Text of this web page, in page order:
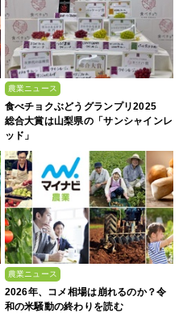
農業ニュース
食べチョクぶどうグランプリ2025
総合大賞は山梨県の「サンシャインレ
ッド」
農業ニュース
2026年、コメ相場は崩れるのか？令
和の米騒動の終わりを読む